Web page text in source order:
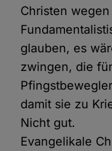
Christen
glauben, es
zwingen, die
damit sie zu
Nicht gut.
Evangelikale